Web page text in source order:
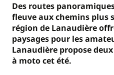
Des routes
fleuve aux chemins plus
région de Lanaudière
paysages pour les
Lanaudière propose
à moto cet été.